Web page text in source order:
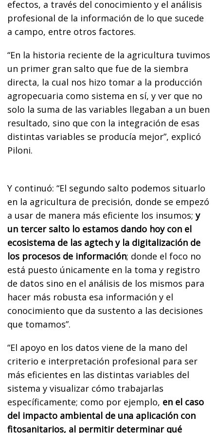
efectos, a través del conocimiento y el análisis
profesional de la información de lo que sucede
a campo, entre otros factores.
“En la historia reciente de la agricultura tuvimos
un primer gran salto que fue de la siembra
directa, la cual nos hizo tomar a la producción
agropecuaria como sistema en sí, y ver que no
solo la suma de las variables llegaban a un buen
resultado, sino que con la integración de esas
distintas variables se producía mejor”, explicó
Piloni.
Y continuó: “El segundo salto podemos situarlo
en la agricultura de precisión, donde se empezó
a usar de manera más eficiente los insumos;y
un tercer salto lo estamos dando hoy con el
ecosistema de las agtech y la digitalización de
los procesos de información; donde el foco no
está puesto únicamente en la toma y registro
de datos sino en el análisis de los mismos para
hacer más robusta esa información y el
conocimiento que da sustento a las decisiones
que tomamos”.
“El apoyo en los datos viene de la mano del
criterio e interpretación profesional para ser
más eficientes en las distintas variables del
sistema y visualizar cómo trabajarlas
específicamente; como por ejemplo, en el caso
del impacto ambiental de una aplicación con
fitosanitarios, al permitir determinar qué